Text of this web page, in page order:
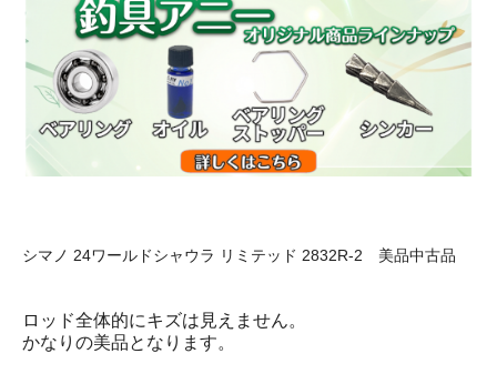
シマノ 24ワールドシャウラ リミテッド 2832R-2 美品中古品
ロッド全体的にキズは見えません。
かなりの美品となります。